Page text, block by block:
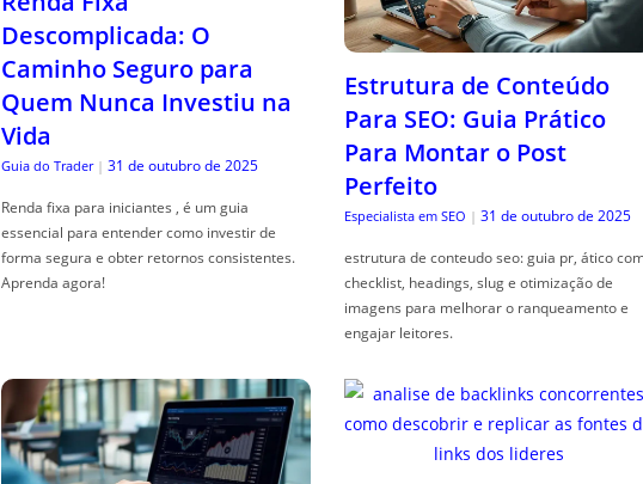
Descomplicada: O
Caminho Seguro para
Quem Nunca Investiu na
Vida
Guia do Trader | 31 de outubro de 2025
Renda fixa para iniciantes , é um guia
essencial para entender como investir de
forma segura e obter retornos consistentes.
Aprenda agora!
Estrutura de Conteúdo
Para SEO: Guia Prático
Para Montar o Post
Perfeito
Especialista em SEO | 31 de outubro de 2025
estrutura de conteudo seo: guia pr, ático
checklist, headings, slug e otimização de
imagens para melhorar o ranqueamento e
engajar leitores.